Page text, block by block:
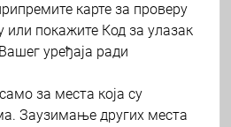
карте за проверу
или покажите Код за улазак
уређаја ради
за места која су
Заузимање других места